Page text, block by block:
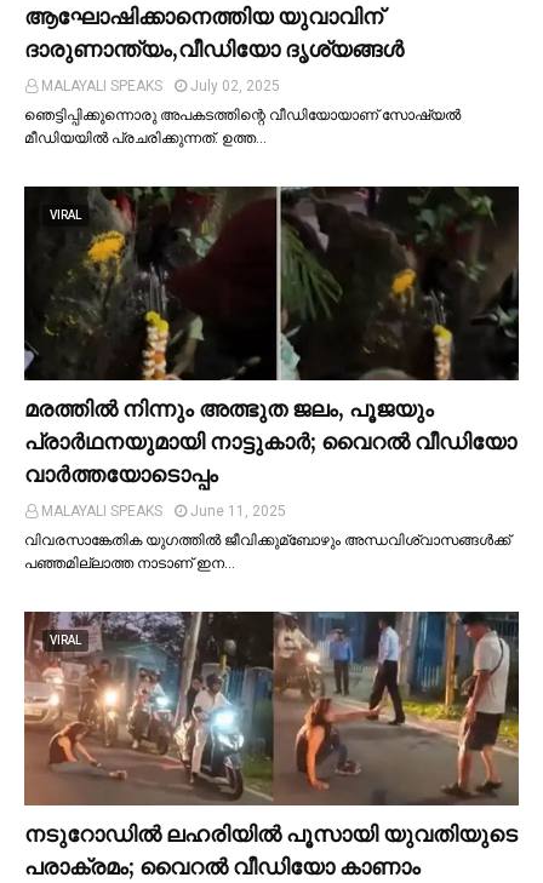
ആഘോഷിക്കാനെത്തിയ യുവാവിന്
ദാരുണാന്ത്യം,വീഡിയോ ദൃശ്യങ്ങൾ
MALAYALI SPEAKS
July 02, 2025
ഞെട്ടിപ്പിക്കുന്നൊരു അപകടത്തിന്റെ വീഡിയോയാണ് സോഷ്യല്‍
മീഡിയയില്‍ പ്രചരിക്കുന്നത്. ഉത്ത…
VIRAL
മരത്തില്‍ നിന്നും അത്ഭുത ജലം, പൂജയും
പ്രാര്‍ഥനയുമായി നാട്ടുകാര്‍; വൈറൽ വീഡിയോ
വാർത്തയോടൊപ്പം
MALAYALI SPEAKS
June 11, 2025
വിവരസാങ്കേതിക യുഗത്തില്‍ ജീവിക്കുമ്ബോഴും അന്ധവിശ്വാസങ്ങള്‍ക്ക്
പഞ്ഞമില്ലാത്ത നാടാണ് ഇന…
VIRAL
നടുറോഡില്‍ ലഹരിയില്‍ പൂസായി യുവതിയുടെ
പരാക്രമം; വൈറൽ വീഡിയോ കാണാം